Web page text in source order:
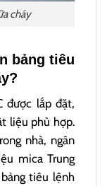
cháy
bảng tiêu
được lắp đặt,
liệu phù hợp.
nhà, ngân
mica Trung
tiêu lệnh